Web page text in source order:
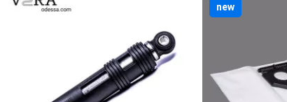
new